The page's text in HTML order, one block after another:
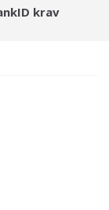
krav